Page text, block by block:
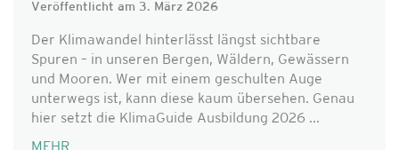
Veröffentlicht am 3. März 2026
Der Klimawandel hinterlässt längst sichtbare
Spuren – in unseren Bergen, Wäldern, Gewässern
und Mooren. Wer mit einem geschulten Auge
unterwegs ist, kann diese kaum übersehen. Genau
hier setzt die KlimaGuide Ausbildung 2026 ...